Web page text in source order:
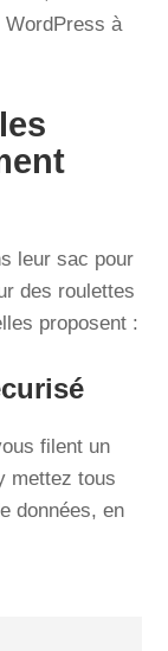
WordPress à
leur sac pour
des roulettes
proposent :
filent un
mettez tous
données, en